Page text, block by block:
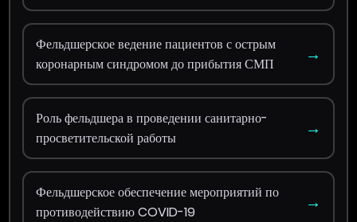
Фельдшерское ведение пациентов с острым
коронарным синдромом до прибытия СМП
→
Роль фельдшера в проведении санитарно-
просветительской работы
→
Фельдшерское обеспечение мероприятий по
противодействию COVID-19
→